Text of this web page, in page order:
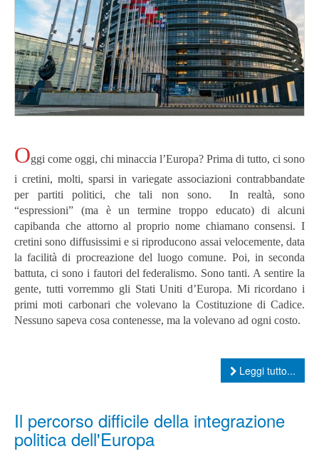
Oggi come oggi, chi minaccia l’Europa? Prima di tutto, ci sono
i cretini, molti, sparsi in variegate associazioni contrabbandate
per partiti politici, che tali non sono. In realtà, sono
“espressioni” (ma è un termine troppo educato) di alcuni
capibanda che attorno al proprio nome chiamano consensi. I
cretini sono diffusissimi e si riproducono assai velocemente, data
la facilità di procreazione del luogo comune. Poi, in seconda
battuta, ci sono i fautori del federalismo. Sono tanti. A sentire la
gente, tutti vorremmo gli Stati Uniti d’Europa. Mi ricordano i
primi moti carbonari che volevano la Costituzione di Cadice.
Nessuno sapeva cosa contenesse, ma la volevano ad ogni costo.
Leggi tutto...
Il percorso difficile della integrazione
politica dell'Europa